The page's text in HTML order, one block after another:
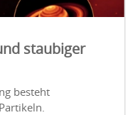
staubiger
besteht